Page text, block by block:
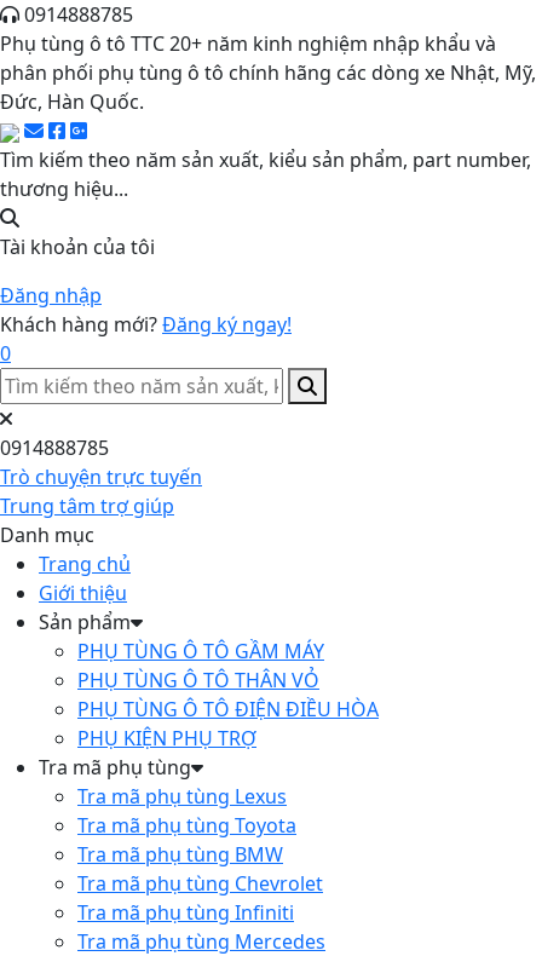
0914888785
Phụ tùng ô tô TTC 20+ năm kinh nghiệm nhập khẩu và
phân phối phụ tùng ô tô chính hãng các dòng xe Nhật, Mỹ,
Đức, Hàn Quốc.
Tìm kiếm theo năm sản xuất, kiểu sản phẩm, part number,
thương hiệu...
Tài khoản của tôi
Đăng nhập
Khách hàng mới?Đăng ký ngay!
0
0914888785
Trò chuyện trực tuyến
Trung tâm trợ giúp
Danh mục
Trang chủ
Giới thiệu
Sản phẩm
PHỤ TÙNG Ô TÔ GẦM MÁY
PHỤ TÙNG Ô TÔ THÂN VỎ
PHỤ TÙNG Ô TÔ ĐIỆN ĐIỀU HÒA
PHỤ KIỆN PHỤ TRỢ
Tra mã phụ tùng
Tra mã phụ tùng Lexus
Tra mã phụ tùng Toyota
Tra mã phụ tùng BMW
Tra mã phụ tùng Chevrolet
Tra mã phụ tùng Infiniti
Tra mã phụ tùng Mercedes